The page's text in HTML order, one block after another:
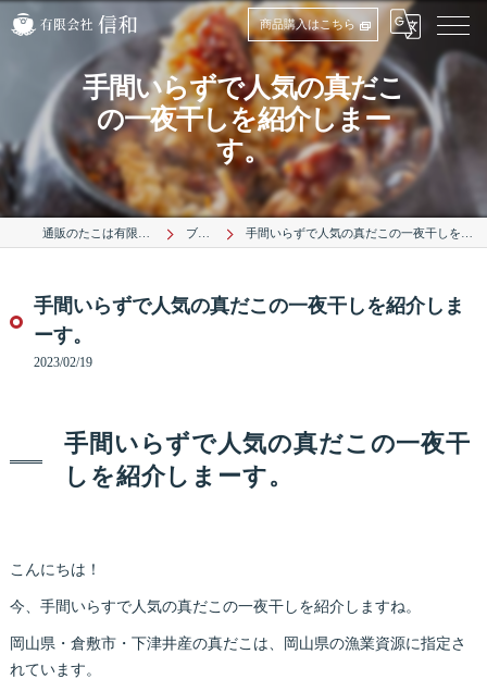
商品購入はこちら
手間いらずで人気の真だこ
の一夜干しを紹介しまー
す。
ブログ 手間いらずで人気の真だこの一夜干しを紹介しまーす。
手間いらずで人気の真だこの一夜干しを紹介しま
ーす。
2023/02/19
手間いらずで人気の真だこの一夜干
しを紹介しまーす。
こんにちは！
今、手間いらすで人気の真だこの一夜干しを紹介しますね。
岡山県・倉敷市・下津井産の真だこは、岡山県の漁業資源に指定さ
れています。